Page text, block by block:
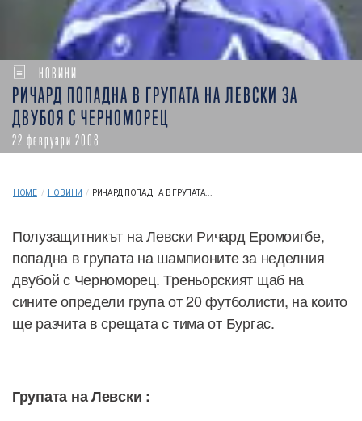
НОВИНИ
РИЧАРД ПОПАДНА В ГРУПАТА НА ЛЕВСКИ ЗА
ДВУБОЯ С ЧЕРНОМОРЕЦ
22 февруари 2008
HOME / НОВИНИ / РИЧАРД ПОПАДНА В ГРУПАТА...
Полузащитникът на Левски Ричард Еромоигбе,
попадна в групата на шампионите за неделния
двубой с Черноморец. Треньорският щаб на
сините определи група от 20 футболисти, на които
ще разчита в срещата с тима от Бургас.
Групата на Левски :